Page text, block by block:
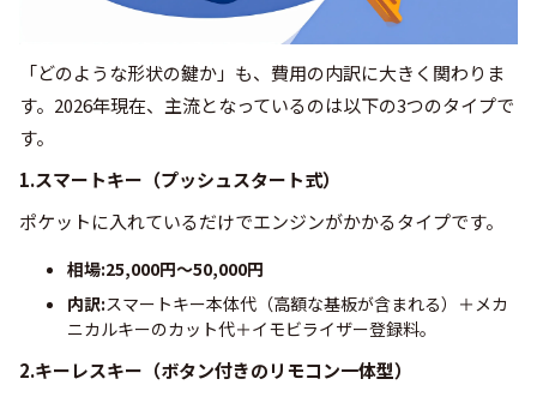
「どのような形状の鍵か」も、費用の内訳に大きく関わりま
す。2026年現在、主流となっているのは以下の3つのタイプで
す。
1.スマートキー（プッシュスタート式）
ポケットに入れているだけでエンジンがかかるタイプです。
相場:25,000円〜50,000円
内訳:スマートキー本体代（高額な基板が含まれる）＋メカ
ニカルキーのカット代＋イモビライザー登録料。
2.キーレスキー（ボタン付きのリモコン一体型）